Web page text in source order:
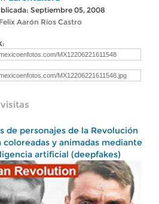
Septiembre 05, 2008
Aarón Ríos Castro
visitas
de personajes de la Revolución
coloreadas y animadas mediante
artificial (deepfakes)